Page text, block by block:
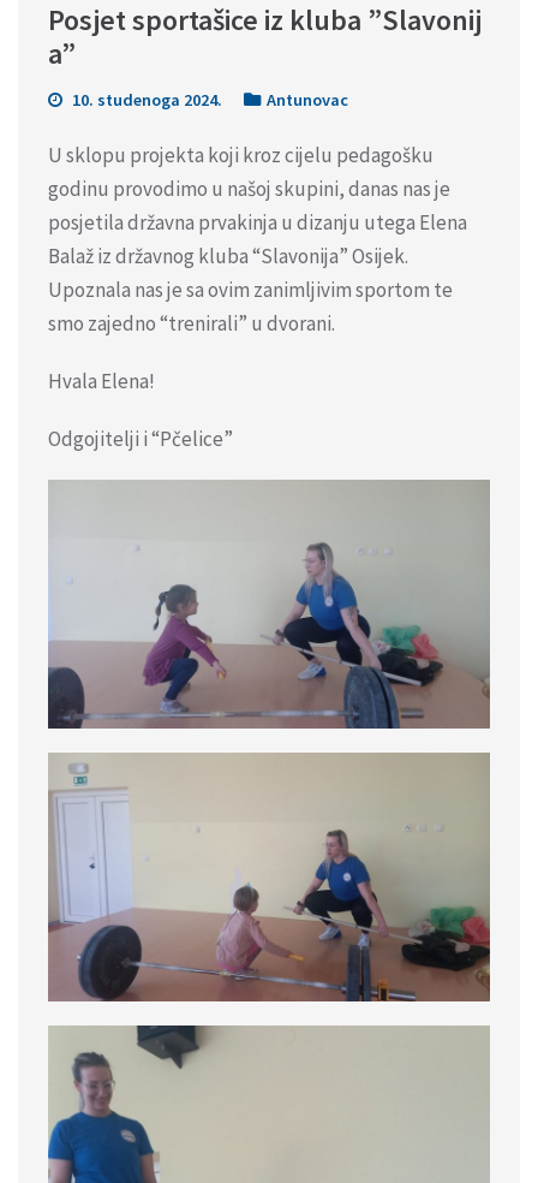
Posjet sportašice iz kluba ”Slavonij
a”
10. studenoga 2024. Antunovac
U sklopu projekta koji kroz cijelu pedagošku
godinu provodimo u našoj skupini, danas nas je
posjetila državna prvakinja u dizanju utega Elena
Balaž iz državnog kluba “Slavonija” Osijek.
Upoznala nas je sa ovim zanimljivim sportom te
smo zajedno “trenirali” u dvorani.
Hvala Elena!
Odgojitelji i “Pčelice”